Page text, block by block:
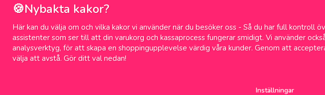
Sex & Samlevnad
🍪Nybakta kakor?
Här kan du välja om och vilka kakor vi använder när du besöker oss - Så du har full
assistenter som ser till att din varukorg och kassaprocess fungerar smidigt. Vi använder
analysverktyg, för att skapa en shoppingupplevelse värdig våra kunder. Genom att
välja att avstå. Gör ditt val nedan!
Inställningar